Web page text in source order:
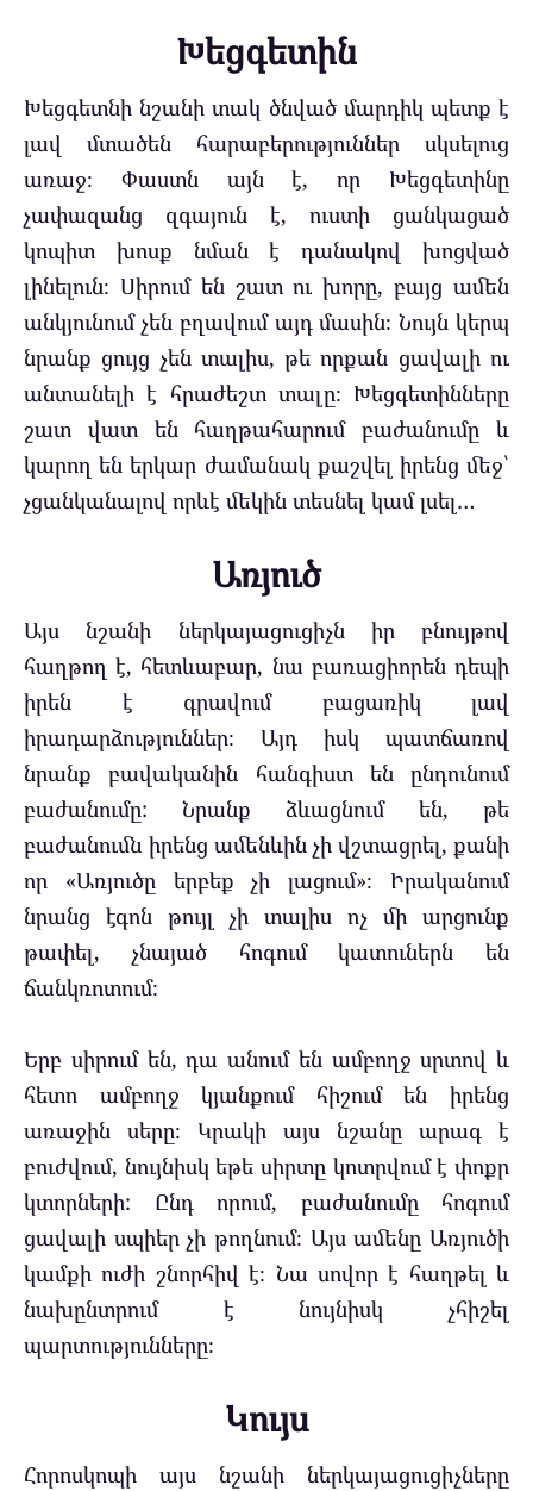
Խեցգետին
Խեցգետնի նշանի տակ ծնված մարդիկ պետք է
լավ մտածեն հարաբերություններ սկսելուց
առաջ։ Փաստն այն է, որ Խեցգետինը
չափազանց զգայուն է, ուստի ցանկացած
կոպիտ խոսք նման է դանակով խոցված
լինելուն։ Սիրում են շատ ու խորը, բայց ամեն
անկյունում չեն բղավում այդ մասին։ Նույն կերպ
նրանք ցույց չեն տալիս, թե որքան ցավալի ու
անտանելի է հրաժեշտ տալը։ Խեցգետինները
շատ վատ են հաղթահարում բաժանումը և
կարող են երկար ժամանակ քաշվել իրենց մեջ՝
չցանկանալով որևէ մեկին տեսնել կամ լսել…
Առյուծ
Այս նշանի ներկայացուցիչն իր բնույթով
հաղթող է, հետևաբար, նա բառացիորեն դեպի
իրեն է գրավում բացառիկ լավ
իրադարձություններ։ Այդ իսկ պատճառով
նրանք բավականին հանգիստ են ընդունում
բաժանումը: Նրանք ձևացնում են, թե
բաժանումն իրենց ամենևին չի վշտացրել, քանի
որ «Առյուծը երբեք չի լացում»։ Իրականում
նրանց էգոն թույլ չի տալիս ոչ մի արցունք
թափել, չնայած հոգում կատուներն են
ճանկռոտում։
Երբ սիրում են, դա անում են ամբողջ սրտով և
հետո ամբողջ կյանքում հիշում են իրենց
առաջին սերը։ Կրակի այս նշանը արագ է
բուժվում, նույնիսկ եթե սիրտը կոտրվում է փոքր
կտորների: Ընդ որում, բաժանումը հոգում
ցավալի սպիեր չի թողնում։ Այս ամենը Առյուծի
կամքի ուժի շնորհիվ է։ Նա սովոր է հաղթել և
նախընտրում է նույնիսկ չհիշել
պարտությունները։
Կույս
Հորոսկոպի այս նշանի ներկայացուցիչները